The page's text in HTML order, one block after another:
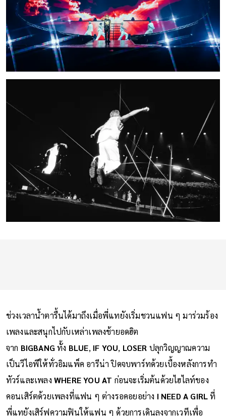
ช่วงเวลาน้ำตารื้นได้มาถึงเมื่อพี่แทยังเริ่มชวนแฟน ๆ มาร่วมร้อง
เพลงและสนุกไปกับเหล่าเพลงช้ายอดฮิต
จาก BIGBANG ทั้ง BLUE, IF YOU, LOSER ปลุกวิญญาณความ
เป็นวีไอพีให้ทั่วอิมแพ็ค อารีน่า ปิดจบพาร์ทด้วยเบื้องหลังการทำ
ทัวร์และเพลงWHERE YOU AT ก่อนจะเริ่มต้นด้วยไฮไลท์ของ
คอนเสิร์ตด้วยเพลงที่แฟน ๆ ต่างรอคอยอย่าง I NEED A GIRLที่
พี่แทยังเสิร์ฟความฟินให้แฟน ๆ ด้วยการเดินลงจากเวทีเพื่อ